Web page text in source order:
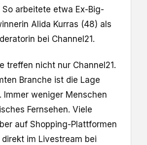
So arbeitete etwa Ex-Big-
Alida Kurras (48) als
bei Channel21.
treffen nicht nur Channel21.
Branche ist die Lage
Immer weniger Menschen
Fernsehen. Viele
auf Shopping-Plattformen
im Livestream bei